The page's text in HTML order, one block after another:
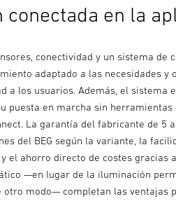
conectada en la
conectividad y un sistema de
adaptado a las necesidades y
a los usuarios. Además, el sistema
puesta en marcha sin herramientas
La garantía del fabricante de 5
del BEG según la variante, la
el ahorro directo de costes gracias
—en lugar de la iluminación
otro modo— completan las ventajas